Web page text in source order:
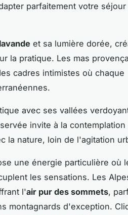
parfaitement votre séjour
et sa lumière dorée,
la pratique. Les mas
cadres intimistes où chaque
avec ses vallées
invite à la contemplation
la nature, loin de l'agitation
une énergie particulière où
les sensations. Les
l'air pur des sommets,
montagnards d'exception.